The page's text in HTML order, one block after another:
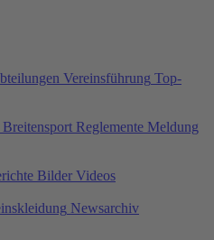
Vereinsführung Top-
Breitensport Reglemente Meldung
Bilder Videos
Newsarchiv